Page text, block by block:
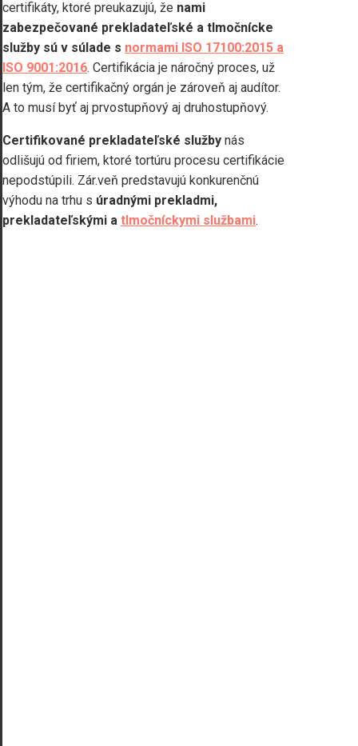
certifikáty, ktoré preukazujú, že nami
zabezpečované prekladateľské a tlmočnícke
služby sú v súlade s normami ISO 17100:2015 a
ISO 9001:2016. Certifikácia je náročný proces, už
len tým, že certifikačný orgán je zároveň aj audítor.
A to musí byť aj prvostupňový aj druhostupňový.
Certifikované prekladateľské služby nás
odlišujú od firiem, ktoré tortúru procesu certifikácie
nepodstúpili. Zár.veň predstavujú konkurenčnú
výhodu na trhu s úradnými prekladmi,
prekladateľskými a tlmočníckymi službami.